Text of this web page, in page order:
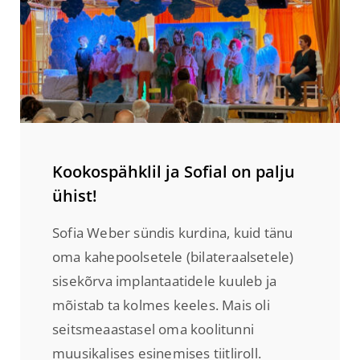
Kookospähklil ja Sofial on palju
ühist!
Sofia Weber sündis kurdina, kuid tänu
oma kahepoolsetele (bilateraalsetele)
sisekõrva implantaatidele kuuleb ja
mõistab ta kolmes keeles. Mais oli
seitsmeaastasel oma koolitunni
muusikalises esinemises tiitliroll.